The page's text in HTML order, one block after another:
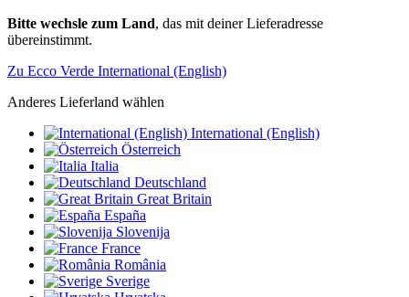
Bitte wechsle zum Land, das mit deiner Lieferadresse
übereinstimmt.
Zu Ecco Verde International (English)
Anderes Lieferland wählen
International (English)
Österreich
Italia
Deutschland
Great Britain
España
Slovenija
France
România
Sverige